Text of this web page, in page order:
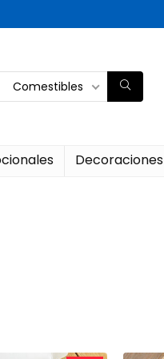
Comestibles
Decoraciones